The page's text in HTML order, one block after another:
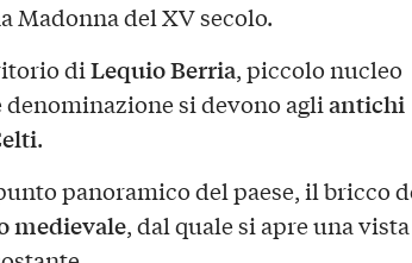
Madonna del XV secolo.
diLequio Berria, piccolo nucleo
si devono agliantichi
.
panoramico del paese, il bricco
medievale, dal quale si apre una